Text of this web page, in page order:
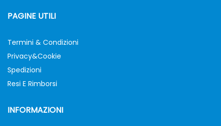
PAGINE UTILI
Termini & Condizioni
Privacy&Cookie
Spedizioni
Resi E Rimborsi
INFORMAZIONI